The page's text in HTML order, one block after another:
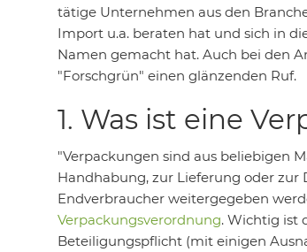
tätige Unternehmen aus den
Import u.a. beraten hat und sich in
Namen gemacht hat. Auch bei den
"Forschgrün" einen glänzenden Ruf.
1. Was ist eine
"Verpackungen sind aus beliebigen
Handhabung, zur Lieferung oder zur
Endverbraucher weitergegeben
Verpackungsverordnung. Wichtig ist
Beteiligungspflicht (mit einigen